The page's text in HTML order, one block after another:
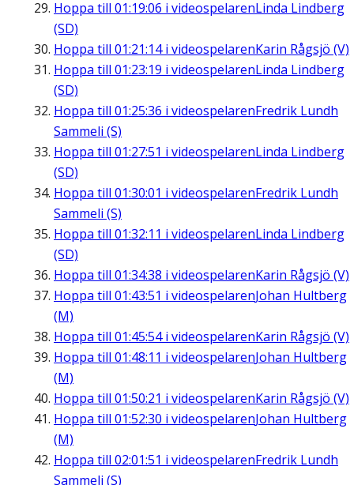
Hoppa till 01:19:06 i videospelarenLinda Lindberg
(SD)
Hoppa till 01:21:14i videospelarenKarin Rågsjö (V)
Hoppa till 01:23:19 i videospelarenLinda Lindberg
(SD)
Hoppa till 01:25:36 i videospelarenFredrik Lundh
Sammeli (S)
Hoppa till 01:27:51 i videospelarenLinda Lindberg
(SD)
Hoppa till 01:30:01 i videospelarenFredrik Lundh
Sammeli (S)
Hoppa till 01:32:11 i videospelarenLinda Lindberg
(SD)
Hoppa till 01:34:38 i videospelarenKarin Rågsjö (V)
Hoppa till 01:43:51 i videospelarenJohan Hultberg
(M)
Hoppa till 01:45:54i videospelarenKarin Rågsjö (V)
Hoppa till 01:48:11 i videospelarenJohan Hultberg
(M)
Hoppa till 01:50:21 i videospelarenKarin Rågsjö (V)
Hoppa till 01:52:30 i videospelarenJohan Hultberg
(M)
Hoppa till 02:01:51 i videospelarenFredrik Lundh
Sammeli (S)